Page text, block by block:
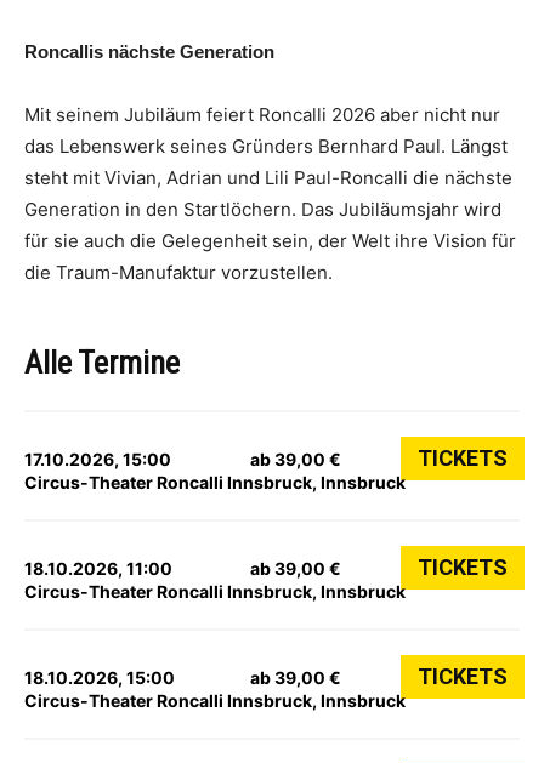
Roncallis nächste Generation
Mit seinem Jubiläum feiert Roncalli 2026 aber nicht nur
das Lebenswerk seines Gründers Bernhard Paul. Längst
steht mit Vivian, Adrian und Lili Paul-Roncalli die nächste
Generation in den Startlöchern. Das Jubiläumsjahr wird
für sie auch die Gelegenheit sein, der Welt ihre Vision für
die Traum-Manufaktur vorzustellen.
Alle Termine
17.10.2026, 15:00
Circus-Theater Roncalli Innsbruck, Innsbruck
ab 39,00 € TICKETS
18.10.2026, 11:00
Circus-Theater Roncalli Innsbruck, Innsbruck
ab 39,00 € TICKETS
18.10.2026, 15:00
Circus-Theater Roncalli Innsbruck, Innsbruck
ab 39,00 € TICKETS